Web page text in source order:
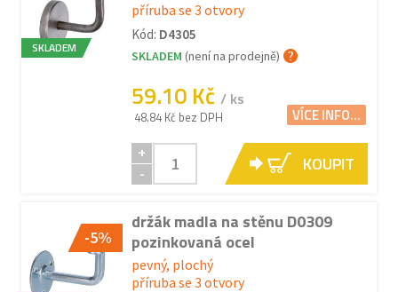
SKLADEM
příruba se 3 otvory
Kód: D4305
SKLADEM (není na prodejně)
59.10 Kč / ks
48.84 Kč bez DPH VÍCE INFO...
+
-
KOUPIT
-5%
držák madla na stěnu D0309
pozinkovaná ocel
pevný, plochý
příruba se 3 otvory